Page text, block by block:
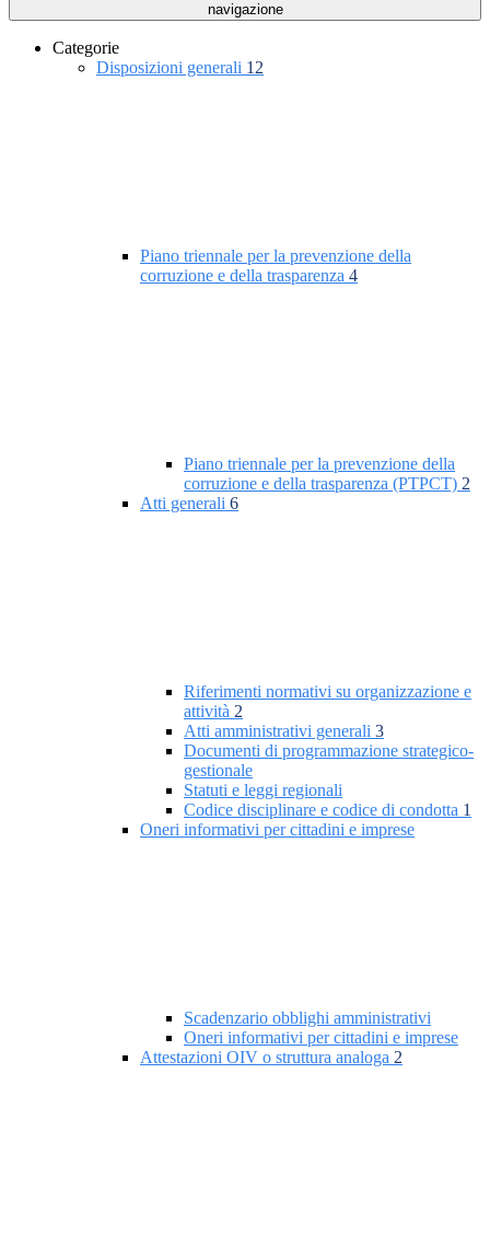
navigazione
Categorie
Disposizioni generali 12
Piano triennale per la prevenzione della
corruzione e della trasparenza 4
Piano triennale per la prevenzione della
corruzione e della trasparenza (PTPCT) 2
Atti generali 6
Riferimenti normativi su organizzazione e
attività 2
Atti amministrativi generali 3
Documenti di programmazione strategico-
gestionale
Statuti e leggi regionali
Codice disciplinare e codice di condotta 1
Oneri informativi per cittadini e imprese
Scadenzario obblighi amministrativi
Oneri informativi per cittadini e imprese
Attestazioni OIV o struttura analoga 2